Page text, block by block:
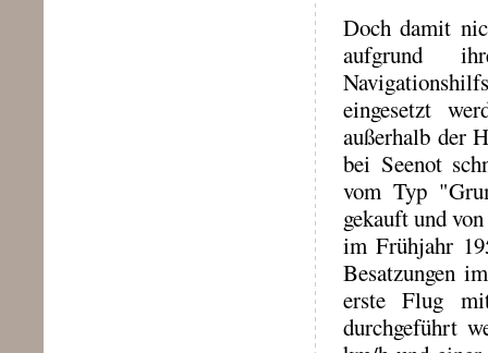
Doch damit
aufgrund
eingesetzt
außerhalb der
bei Seenot
vom Typ
gekauft und
im Frühjahr
Besatzungen
erste Flug
durchgeführt